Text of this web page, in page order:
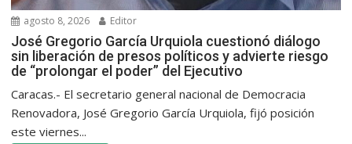
agosto 8, 2026 Editor
José Gregorio García Urquiola cuestionó diálogo
sin liberación de presos políticos y advierte riesgo
de “prolongar el poder” del Ejecutivo
Caracas.- El secretario general nacional de Democracia
Renovadora, José Gregorio García Urquiola, fijó posición
este viernes...